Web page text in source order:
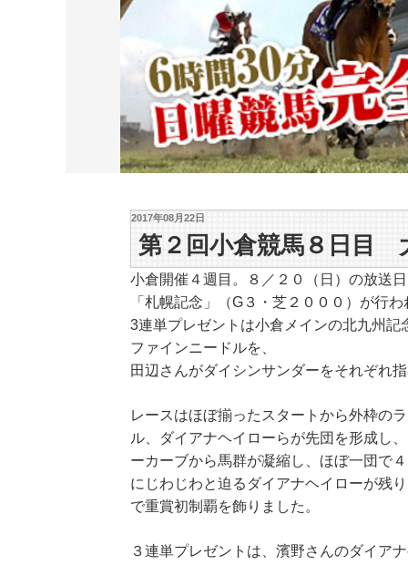
2017年08月22日
第２回小倉競馬８日目
小倉開催４週目。８／２０（日）の放送
「札幌記念」（G３・芝２０００）が行
3連単プレゼントは小倉メインの北九州
ファインニードルを、
田辺さんがダイシンサンダーをそれぞれ
レースはほぼ揃ったスタートから外枠の
ル、ダイアナヘイローらが先団を形成し
ーカーブから馬群が凝縮し、ほぼ一団で
にじわじわと迫るダイアナヘイローが残
で重賞初制覇を飾りました。
３連単プレゼントは、濱野さんのダイア